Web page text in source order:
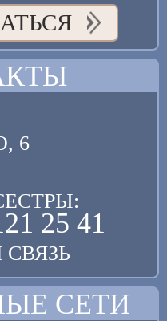
6
25 41
СВЯЗЬ
СЕТИ